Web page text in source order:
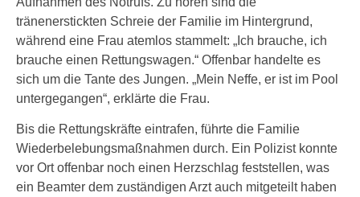
tränenerstickten Schreie der Familie im Hintergrund,
während eine Frau atemlos stammelt: „Ich brauche, ich
brauche einen Rettungswagen.“ Offenbar handelte es
sich um die Tante des Jungen. „Mein Neffe, er ist im Pool
untergegangen“, erklärte die Frau.
Bis die Rettungskräfte eintrafen, führte die Familie
Wiederbelebungsmaßnahmen durch. Ein Polizist konnte
vor Ort offenbar noch einen Herzschlag feststellen, was
ein Beamter dem zuständigen Arzt auch mitgeteilt haben